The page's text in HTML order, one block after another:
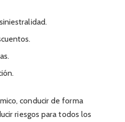
conducir de forma
riesgos para todos los